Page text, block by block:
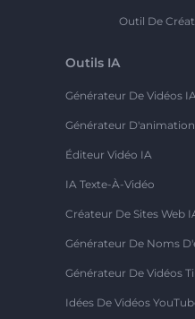
Outil De
Outils IA
Générateur De Vidéos
Générateur
Éditeur Vidéo IA
IA Texte-À-Vidéo
Créateur De Sites Web
Générateur De Noms
Générateur De Vidéos
Idées De Vidéos